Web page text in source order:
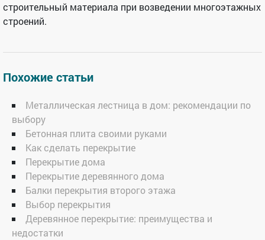
строительный материала при возведении многоэтажных
строений.
Похожие статьи
Металлическая лестница в дом: рекомендации по
выбору
Бетонная плита своими руками
Как сделать перекрытие
Перекрытие дома
Перекрытие деревянного дома
Балки перекрытия второго этажа
Выбор перекрытия
Деревянное перекрытие: преимущества и
недостатки